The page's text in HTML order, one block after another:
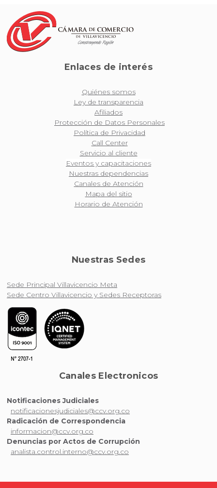
Enlaces de interés
Quiénes somos
Ley de transparencia
Afiliados
Protección de Datos Personales
Política de Privacidad
Call Center
Servicio al cliente
Eventos y capacitaciones
Nuestras dependencias
Canales de Atención
Mapa del sitio
Horario de Atención
Nuestras Sedes
Sede Principal Villavicencio Meta
Sede Centro Villavicencio y Sedes Receptoras
Canales Electronicos
Notificaciones Judiciales
notificacionesjudiciales@ccv.org.co
Radicación de Correspondencia
informacion@ccv.org.co
Denuncias por Actos de Corrupción
analista.control.interno@ccv.org.co